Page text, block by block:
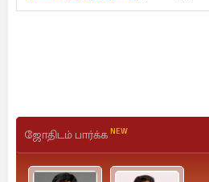
ஜோதிடம் பார்க்க NEW